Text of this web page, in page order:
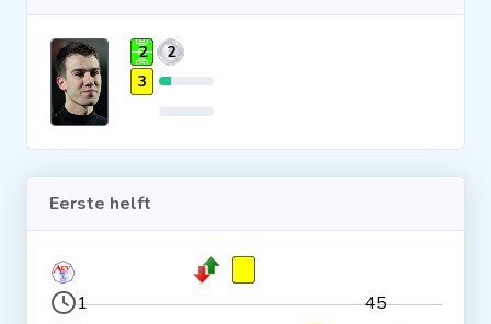
Statistieken
2
2
3
Eerste helft
1 45